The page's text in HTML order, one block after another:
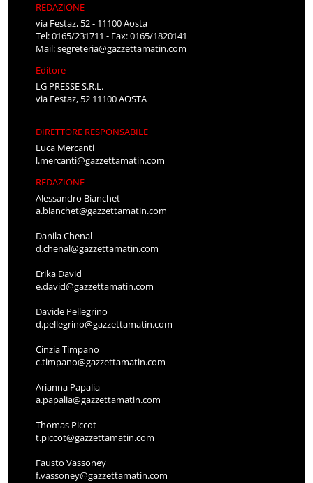
REDAZIONE
via Festaz, 52 - 11100 Aosta
Tel: 0165/231711 - Fax: 0165/1820141
Mail:segreteria@gazzettamatin.com
Editore
LG PRESSE S.R.L.
via Festaz, 52 11100 AOSTA
DIRETTORE RESPONSABILE
Luca Mercanti
l.mercanti@gazzettamatin.com
REDAZIONE
Alessandro Bianchet
a.bianchet@gazzettamatin.com
Danila Chenal
d.chenal@gazzettamatin.com
Erika David
e.david@gazzettamatin.com
Davide Pellegrino
d.pellegrino@gazzettamatin.com
Cinzia Timpano
c.timpano@gazzettamatin.com
Arianna Papalia
a.papalia@gazzettamatin.com
Thomas Piccot
t.piccot@gazzettamatin.com
Fausto Vassoney
f.vassoney@gazzettamatin.com